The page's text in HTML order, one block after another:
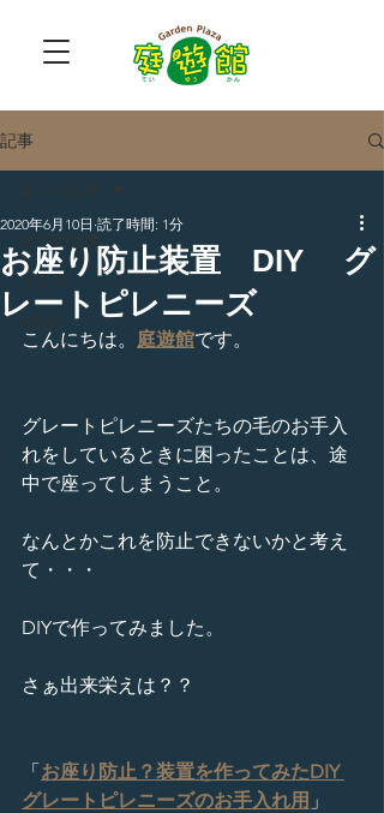
記事
全ての記事
ブログ
お座り防止装置 DIY グ
レートピレニーズ
2020年6月10日 読了時間: 1分
こんにちは。 庭遊館です。
グレートピレニーズたちの毛のお手入
れをしているときに困ったことは、途
中で座ってしまうこと。
なんとかこれを防止できないかと考え
て・・・
DIYで作ってみました。
さぁ出来栄えは？？
「お座り防止？装置を作ってみたDIY
グレートピレニーズのお手入れ用 」